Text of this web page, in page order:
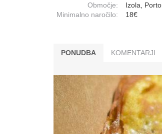
Območje:
Izola,
Minimalno naročilo:
18€
PONUDBA KOMENTARJI